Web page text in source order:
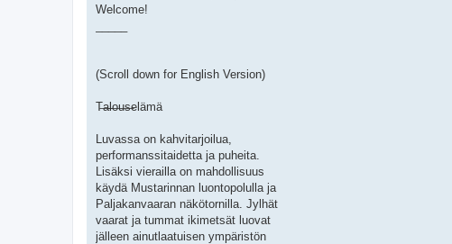
Welcome!
(Scroll down for English Version)
T̶a̶l̶o̶u̶s̶elämä
Luvassa on kahvitarjoilua,
performanssitaidetta ja puheita.
Lisäksi vierailla on mahdollisuus
käydä Mustarinnan luontopolulla ja
Paljakanvaaran näkötornilla. Jylhät
vaarat ja tummat ikimetsät luovat
jälleen ainutlaatuisen ympäristön